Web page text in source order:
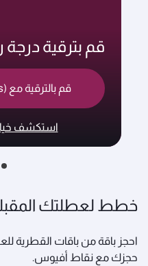
قم بترقية درجة
قم بالترقية مع (Cash + Avios)
استكشف
خطط لعطلتك
احجز باقة من باقات القطرية
حجزك مع نقاط أفيوس.